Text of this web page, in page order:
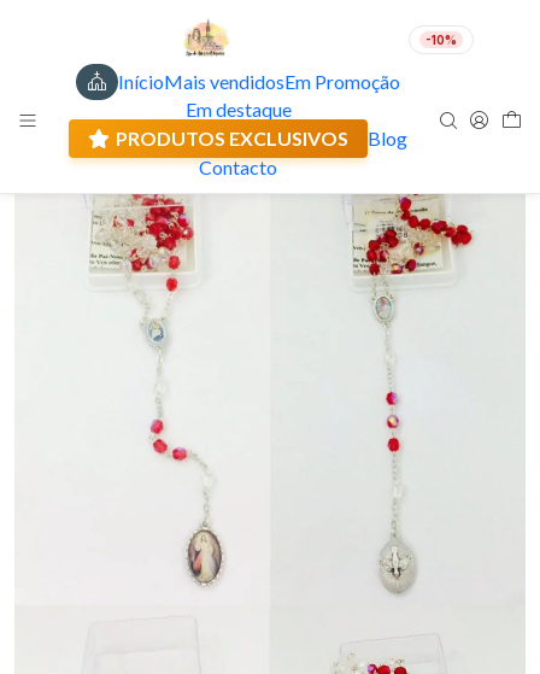
-10%
InícioMais vendidosEm Promoção
Em destaque
PRODUTOS EXCLUSIVOS
Blog
Contacto
EUR